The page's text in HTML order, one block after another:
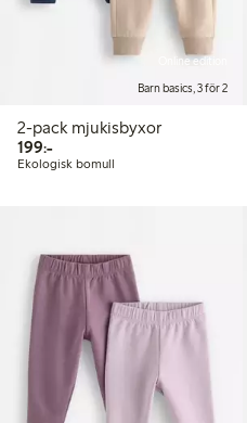
Online edition
Barn basics, 3 för 2
2-pack mjukisbyxor
199:-199,00 kr
Ekologisk bomull